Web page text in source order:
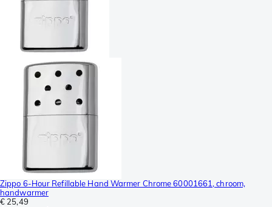
Zippo 6-Hour Refillable Hand Warmer Chrome 60001661, chroom,
handwarmer
€ 25,49